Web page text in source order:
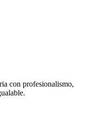
con profesionalismo,